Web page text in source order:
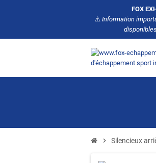
FOX
⚠️ Information
chevron_right Silencieux